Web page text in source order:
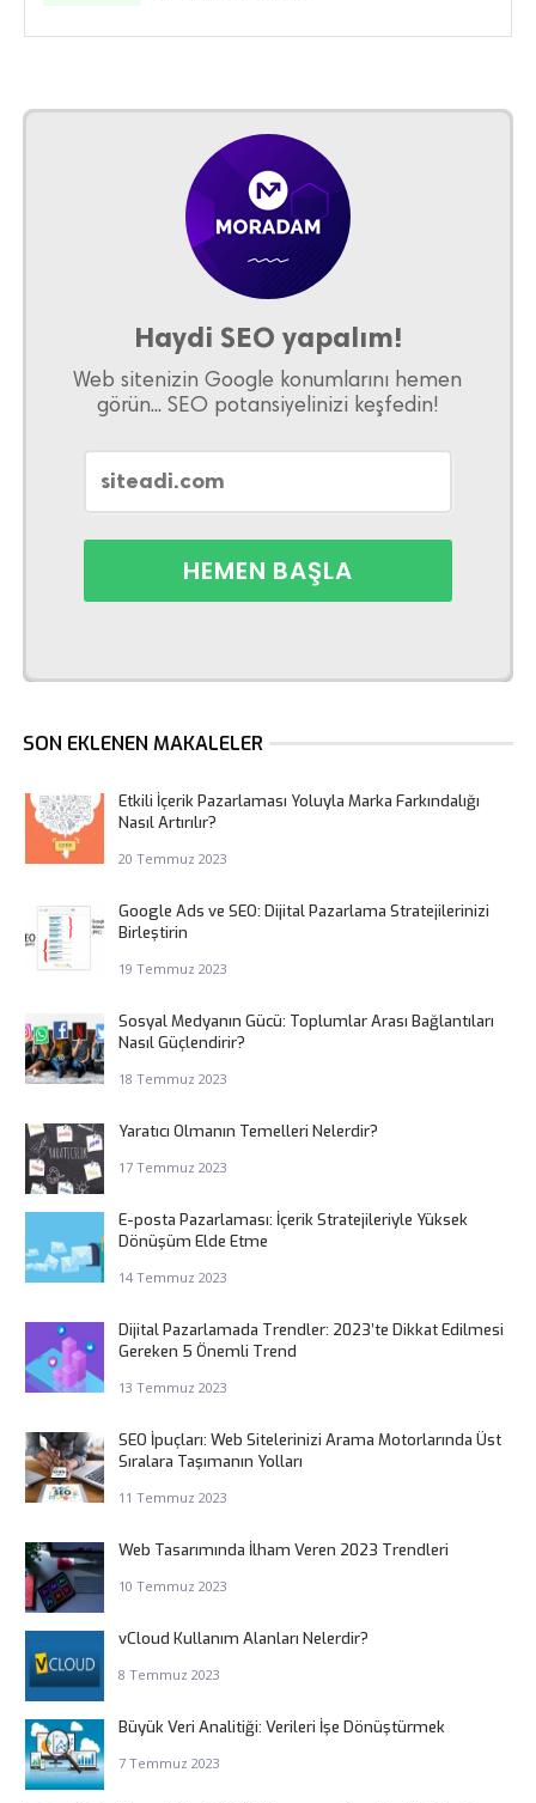
Haydi SEO yapalım!
Web sitenizin Google konumlarını hemen
görün... SEO potansiyelinizi keşfedin!
SON EKLENEN MAKALELER
Etkili İçerik Pazarlaması Yoluyla Marka Farkındalığı
Nasıl Artırılır?
20 Temmuz 2023
Google Ads ve SEO: Dijital Pazarlama Stratejilerinizi
Birleştirin
19 Temmuz 2023
Sosyal Medyanın Gücü: Toplumlar Arası Bağlantıları
Nasıl Güçlendirir?
18 Temmuz 2023
Yaratıcı Olmanın Temelleri Nelerdir?
17 Temmuz 2023
E-posta Pazarlaması: İçerik Stratejileriyle Yüksek
Dönüşüm Elde Etme
14 Temmuz 2023
Dijital Pazarlamada Trendler: 2023’te Dikkat Edilmesi
Gereken 5 Önemli Trend
13 Temmuz 2023
SEO İpuçları: Web Sitelerinizi Arama Motorlarında Üst
Sıralara Taşımanın Yolları
11 Temmuz 2023
Web Tasarımında İlham Veren 2023 Trendleri
10 Temmuz 2023
vCloud Kullanım Alanları Nelerdir?
8 Temmuz 2023
Büyük Veri Analitiği: Verileri İşe Dönüştürmek
7 Temmuz 2023